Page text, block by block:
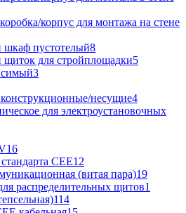
корпус для монтажа на стене
шкаф пустотелый8
щиток для стройплощадки5
3
несущие4
для электроустановочных
16
CEE12
(витая пара)19
распределительных щитов1
114